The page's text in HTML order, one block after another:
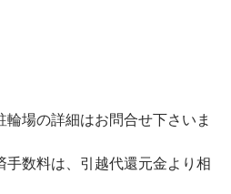
場の詳細はお問合せ下さいま
数料は、引越代還元金より相